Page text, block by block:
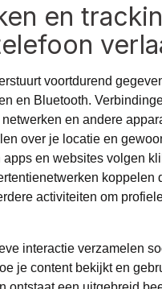
en
voortdurend
en Bluetooth.
en andere
over je locatie en
en websites volgen
koppelen
activiteiten om
interactie verzamelen
je content bekijkt en